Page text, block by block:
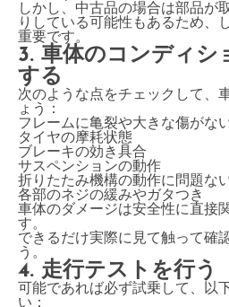
しかし、中古品の場合は部品が
りしている可能性もあるため、
重要です。
3. 車体のコンディシ
する
次のような点をチェックして、
ょう：
フレームに亀裂や大きな傷がな
タイヤの摩耗状態
ブレーキの効き具合
サスペンションの動作
折りたたみ機構の動作に問題な
各部のネジの緩みやガタつき
車体のダメージは安全性に直接
す。
できるだけ実際に見て触って確
う。
4. 走行テストを行う
可能であれば必ず試乗して、以
い：